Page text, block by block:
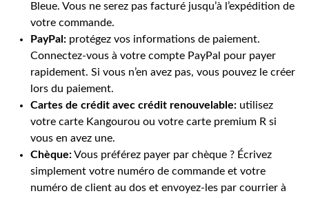
Bleue. Vous ne serez pas facturé jusqu’à l’expédition de
votre commande.
PayPal: protégez vos informations de paiement.
Connectez-vous à votre compte PayPal pour payer
rapidement. Si vous n’en avez pas, vous pouvez le créer
lors du paiement.
Cartes de crédit avec crédit renouvelable: utilisez
votre carte Kangourou ou votre carte premium R si
vous en avez une.
Chèque:Vous préférez payer par chèque ? Écrivez
simplement votre numéro de commande et votre
numéro de client au dos et envoyez-les par courrier à